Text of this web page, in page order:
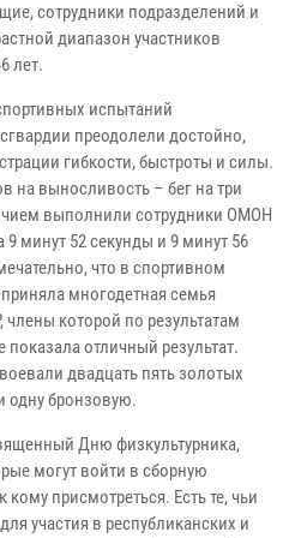
сотрудники подразделений и
диапазон участников
лет.
испытаний
преодолели достойно,
гибкости, быстроты и силы.
на выносливость – бег на три
выполнили сотрудники ОМОН
минут 52 секунды и 9 минут 56
что в спортивном
многодетная семья
которой по результатам
отличный результат.
двадцать пять золотых
одну бронзовую.
Дню физкультурника,
могут войти в сборную
присмотреться. Есть те, чьи
участия в республиканских и